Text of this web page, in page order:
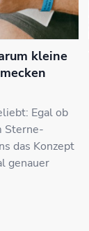
kleine
Egal ob
Sterne-
das Konzept
genauer